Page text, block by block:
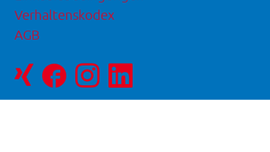
Verhaltenskodex
AGB
Facebookseite
Instagram-LinkedIn